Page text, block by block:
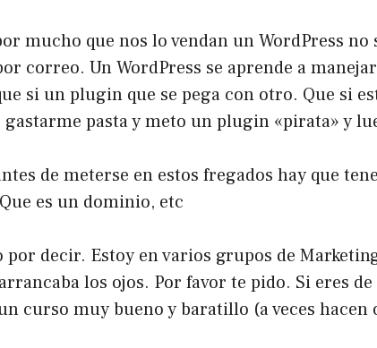
mucho que nos lo vendan un WordPress
correo. Un WordPress se aprende a
si un plugin que se pega con otro. Que si
gastarme pasta y meto un plugin «pirata» y
de meterse en estos fregados hay que
es un dominio, etc
por decir. Estoy en varios grupos de
los ojos. Por favor te pido. Si eres
curso muy bueno y baratillo (a veces hacen